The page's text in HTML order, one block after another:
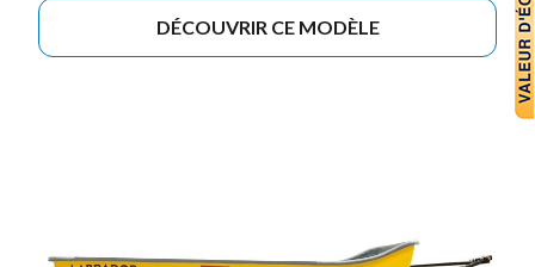
DÉCOUVRIR CE MODÈLE